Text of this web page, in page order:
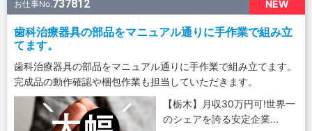
NEW
お仕事No.737812
歯科治療器具の部品をマニュアル通りに手作業で組み立
てます。
歯科治療器具の部品をマニュアル通りに手作業で組み立てます。
完成品の動作確認や梱包作業も担当していただきます。
【栃木】月収30万円可!世界一
のシェアを誇る安定企業...